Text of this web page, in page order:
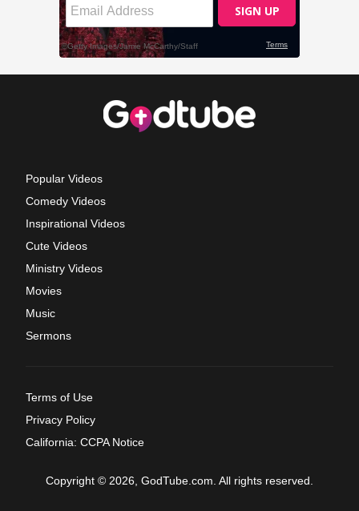
Popular Videos
Comedy Videos
Inspirational Videos
Cute Videos
Ministry Videos
Movies
Music
Sermons
Terms of Use
Privacy Policy
California: CCPA Notice
Copyright © 2026, GodTube.com. All rights reserved.